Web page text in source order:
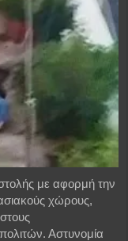
με αφορμή την
χώρους,
Αστυνομία